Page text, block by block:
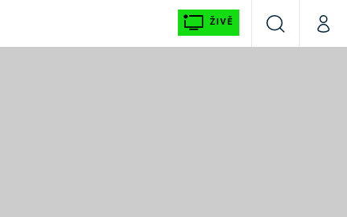
ŽIVĚ
VyhledáváníMůj